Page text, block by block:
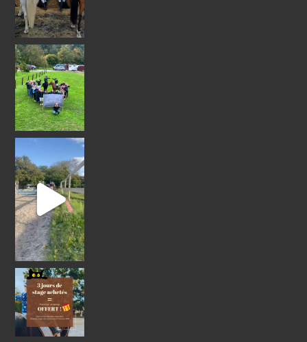
@ecuries_du
Nos adorables poneys vo
Pour 3 jours de stages effectués du